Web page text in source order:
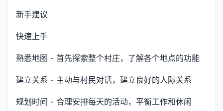
新手建议
快速上手
熟悉地图 - 首先探索整个村庄，了解各个地点的功能
建立关系 - 主动与村民对话，建立良好的人际关系
规划时间 - 合理安排每天的活动，平衡工作和休闲